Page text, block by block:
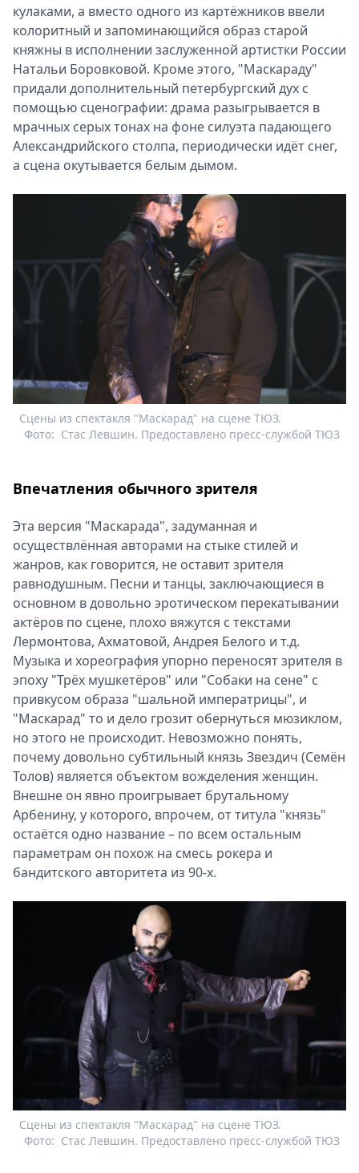
кулаками, а вместо одного из картёжников ввели
колоритный и запоминающийся образ старой
княжны в исполнении заслуженной артистки России
Натальи Боровковой. Кроме этого, "Маскараду"
придали дополнительный петербургский дух с
помощью сценографии: драма разыгрывается в
мрачных серых тонах на фоне силуэта падающего
Александрийского столпа, периодически идёт снег,
а сцена окутывается белым дымом.
Сцены из спектакля "Маскарад" на сцене ТЮЗ.
Стас Левшин. Предоставлено пресс-службой ТЮЗ
Фото:
Впечатления обычного зрителя
Эта версия "Маскарада", задуманная и
осуществлённая авторами на стыке стилей и
жанров, как говорится, не оставит зрителя
равнодушным. Песни и танцы, заключающиеся в
основном в довольно эротическом перекатывании
актёров по сцене, плохо вяжутся с текстами
Лермонтова, Ахматовой, Андрея Белого и т.д.
Музыка и хореография упорно переносят зрителя в
эпоху "Трёх мушкетёров" или "Собаки на сене" с
привкусом образа "шальной императрицы", и
"Маскарад" то и дело грозит обернуться мюзиклом,
но этого не происходит. Невозможно понять,
почему довольно субтильный князь Звездич (Семён
Толов) является объектом вожделения женщин.
Внешне он явно проигрывает брутальному
Арбенину, у которого, впрочем, от титула "князь"
остаётся одно название – по всем остальным
параметрам он похож на смесь рокера и
бандитского авторитета из 90-х.
Сцены из спектакля "Маскарад" на сцене ТЮЗ.
Стас Левшин. Предоставлено пресс-службой ТЮЗ
Фото: